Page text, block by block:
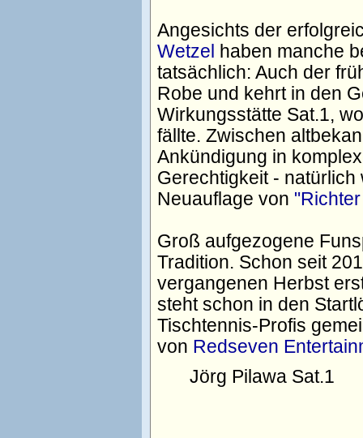
Angesichts der
Wetzel haben manche
tatsächlich: Auch der
Robe und kehrt in den
Wirkungsstätte Sat.1,
fällte. Zwischen
Ankündigung in
Gerechtigkeit -
Neuauflage von
Groß aufgezogene
Tradition. Schon seit
vergangenen Herbst
steht schon in den
Tischtennis-Profis
von Redseven
Jörg Pilawa Sat.1